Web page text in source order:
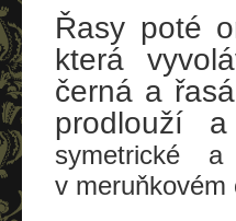
Řasy poté
která
černá a
prodlouží
symetrické
v meruňkovém